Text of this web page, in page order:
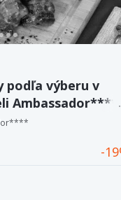
podľa výberu v
Ambassador****.
19